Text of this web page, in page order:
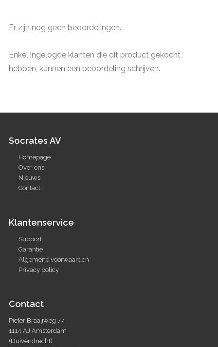
Er zijn nog geen beoordelingen.
Enkel ingelogde klanten die dit product gekocht
hebben, kunnen een beoordeling schrijven.
Socrates AV
Homepage
Over ons
Nieuws
Contact
Klantenservice
Support
Garantie
Algemene voorwaarden
Privacy policy
Contact
Pieter Braaijweg 77
1114 AJ Amsterdam
(Duivendrecht)